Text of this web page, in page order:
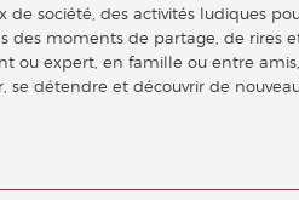
de société, des activités ludiques
des moments de partage, de rires
ou expert, en famille ou entre
se détendre et découvrir de